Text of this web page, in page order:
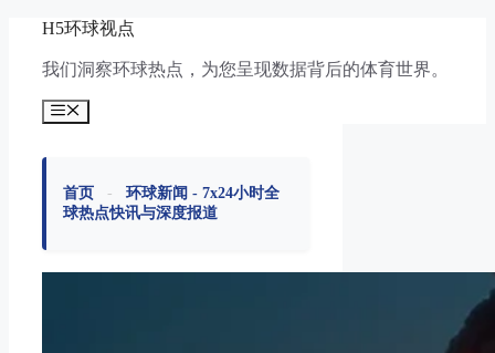
H5环球视点
我们洞察环球热点，为您呈现数据背后的体育世界。
菜
首页 -
环球新闻 - 7x24小时全
球热点快讯与深度报道